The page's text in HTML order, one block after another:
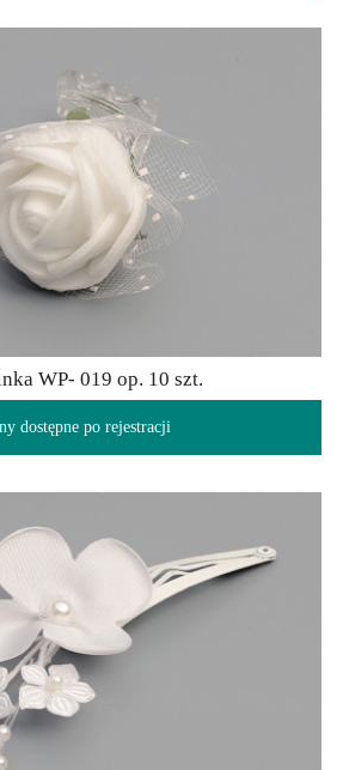
WP- 019 op. 10 szt.
dostępne po rejestracji